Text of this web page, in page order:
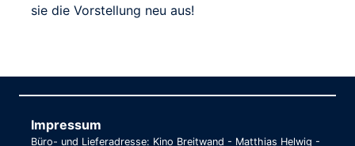
sie die Vorstellung neu aus!
Impressum
Büro- und Lieferadresse: Kino Breitwand - Matthias Helwig -